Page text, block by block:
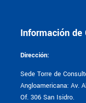
Información de
Dirección:
Sede Torre de
Angloamericana: Av.
Of. 306 San Isidro.